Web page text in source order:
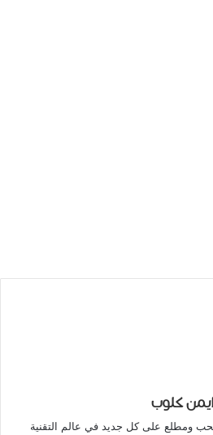
ايمن كلوب
ومطلع على كل جديد في عالم التقنية